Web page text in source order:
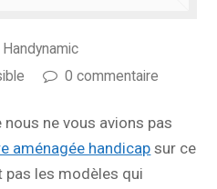
0 commentaire
ne vous avions pas
aménagée handicap sur ce
pas les modèles qui